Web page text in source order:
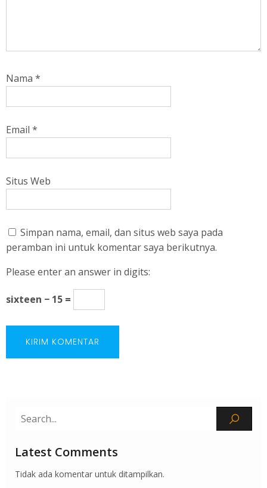
Nama *
Email *
Situs Web
Simpan nama, email, dan situs web saya pada
peramban ini untuk komentar saya berikutnya.
Please enter an answer in digits:
sixteen − 15 =
Latest Comments
Tidak ada komentar untuk ditampilkan.